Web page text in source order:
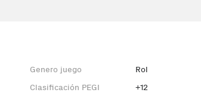
Genero juego
Rol
Clasificación PEGI
+12